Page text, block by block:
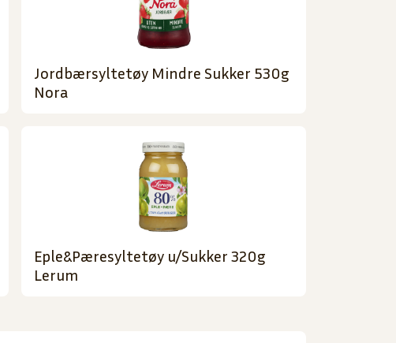
Jordbærsyltetøy Mindre Sukker 530g
Nora
Eple&Pæresyltetøy u/Sukker 320g
Lerum